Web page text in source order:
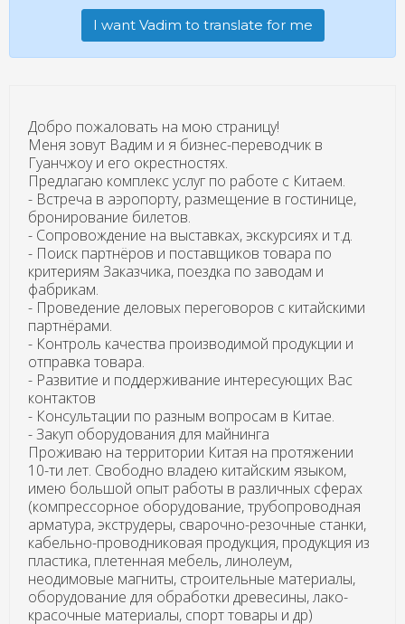
I want Vadim to translate for me
Добро пожаловать на мою страницу!
Меня зовут Вадим и я бизнес-переводчик в
Гуанчжоу и его окрестностях.
Предлагаю комплекс услуг по работе с Китаем.
- Встреча в аэропорту, размещение в гостинице,
бронирование билетов.
- Сопровождение на выставках, экскурсиях и т.д.
- Поиск партнёров и поставщиков товара по
критериям Заказчика, поездка по заводам и
фабрикам.
- Проведение деловых переговоров с китайскими
партнёрами.
- Контроль качества производимой продукции и
отправка товара.
- Развитие и поддерживание интересующих Вас
контактов
- Консультации по разным вопросам в Китае.
- Закуп оборудования для майнинга
Проживаю на территории Китая на протяжении
10-ти лет. Свободно владею китайским языком,
имею большой опыт работы в различных сферах
(компрессорное оборудование, трубопроводная
арматура, экструдеры, сварочно-резочные станки,
кабельно-проводниковая продукция, продукция из
пластика, плетенная мебель, линолеум,
неодимовые магниты, строительные материалы,
оборудование для обработки древесины, лако-
красочные материалы, спорт товары и др)